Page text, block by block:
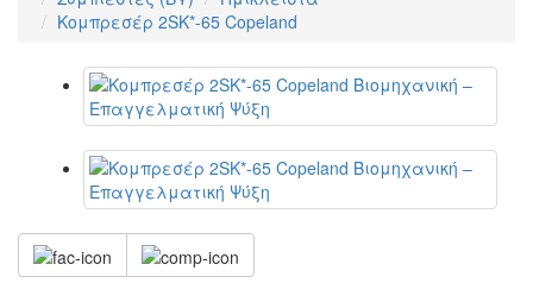
Κομπρεσέρ 2SK*-65 Copeland